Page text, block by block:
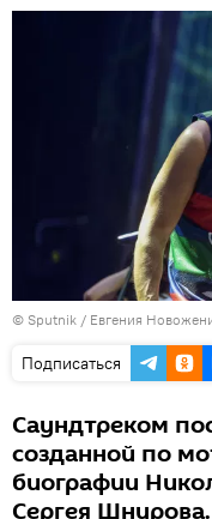
© Sputnik / Евгения
Подписаться
Саундтреком
созданной по
биографии
Сергея Шнурова.